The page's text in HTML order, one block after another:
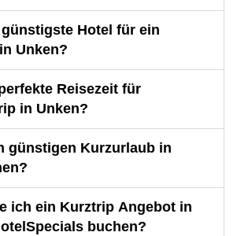
Hotel für ein
Unken?
Reisezeit für
in Unken?
günstigen Kurzurlaub in
ich ein Kurztrip Angebot in
buchen?